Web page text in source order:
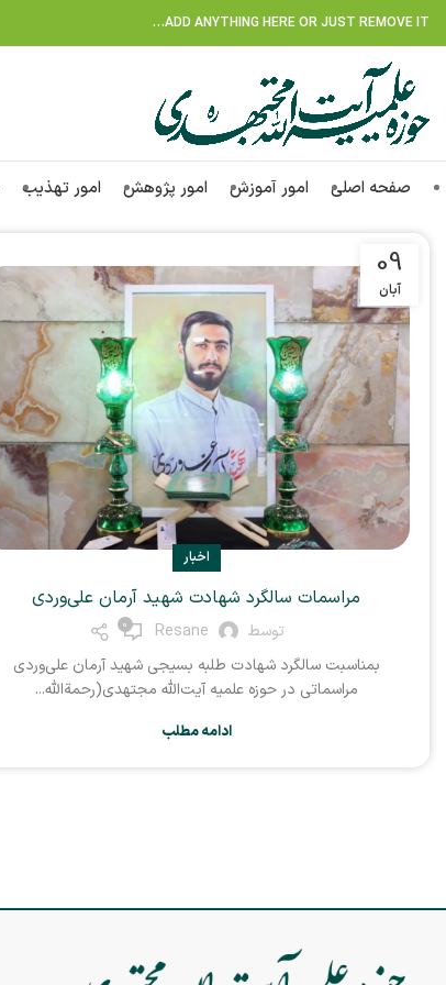
ADD ANYTHING HERE OR JUST REMOVE IT…
صفحه اصلی امور آموزش امور پژوهش امور تهذیب
09
آبان
اخبار
مراسمات سالگرد شهادت شهید آرمان علی‌وردی
توسط Resane
0
بمناسبت سالگرد شهادت طلبه بسیجی شهید آرمان علی‌وردی
مراسماتی در حوزه علمیه آیت‌الله مجتهدی(رحمة‌الله...
ادامه مطلب